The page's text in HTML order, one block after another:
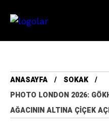
ANASAYFA
SOKAK
PHOTO LONDON 2026:
AĞACININ ALTINA ÇIÇEK